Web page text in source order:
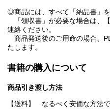
◎商品には、すべて「納品書」を
「領収書」が必要な場合は、
連絡ください。
商品発送後のご用命の場合、
たします。
書籍の購入について
商品引き渡し方法
【送料】 なるべく安価な方法